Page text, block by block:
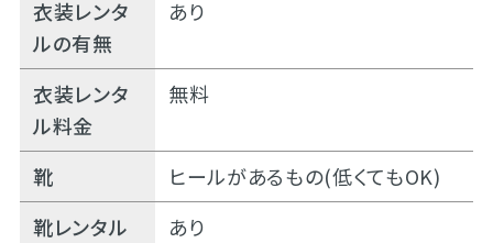
衣装レンタ
ルの有無
あり
衣装レンタ
ル料金
無料
靴
ヒールがあるもの(低くてもOK)
靴レンタル
あり